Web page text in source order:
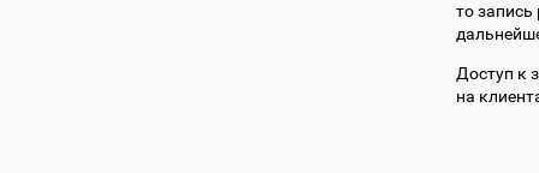
то
Доступ к
на